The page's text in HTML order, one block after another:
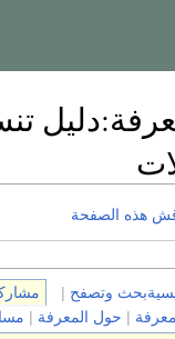
المحتويات
:دليل
هذه الصفحة
بحث وتصفح |
| حول المعرفة |